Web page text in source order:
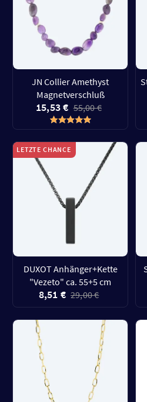
JN Collier Amethyst
Magnetverschluß
15,53 € 55,00 €
LETZTE CHANCE
DUXOT Anhänger+Kette
"Vezeto" ca. 55+5 cm
8,51 € 29,00 €